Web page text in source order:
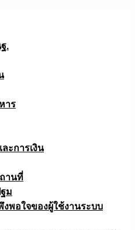
.
าร
ะการเงิน
านที่
ม
พอใจของผู้ใช้งานระบบ